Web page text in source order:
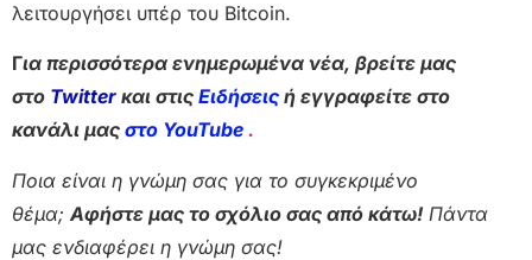
λειτουργήσει υπέρ του Bitcoin.
Για περισσότερα ενημερωμένα νέα, βρείτε μας
στο Twitter και στις Ειδήσεις ή εγγραφείτε στο
κανάλι μας στο YouTube .
Ποια είναι η γνώμη σας για το συγκεκριμένο
θέμα; Αφήστε μας το σχόλιο σας από κάτω! Πάντα
μας ενδιαφέρει η γνώμη σας!